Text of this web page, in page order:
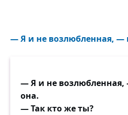
— Я и не возлюбленная, —
— Я и не
она.
— Так кто же ты?